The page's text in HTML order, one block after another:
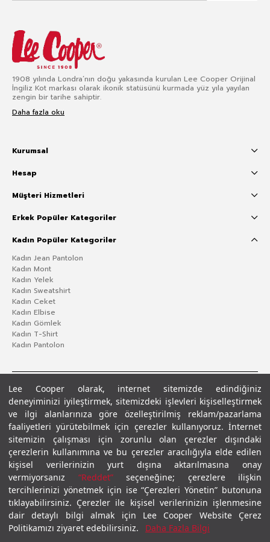
Lee Cooper olarak, internet sitemizde edindiğiniz
deneyiminizi iyileştirmek, sitemizdeki işlevleri kişiselleştirmek
ve ilgi alanlarınıza göre özelleştirilmiş reklam/pazarlama
faaliyetleri yürütebilmek için çerezler kullanıyoruz. İnternet
sitemizin çalışması için zorunlu olan çerezler dışındaki
çerezlerin kullanımına ve bu çerezler aracılığıyla elde edilen
kişisel verilerinizin yurt dışına aktarılmasına onay
vermiyorsanız “Reddet”seçeneğine; çerezlere ilişkin
tercihlerinizi yönetmek için ise “Çerezleri Yönetin” butonuna
tıklayabilirsiniz. Çerezler ile kişisel verilerinizin işlenmesine
dair detaylı bilgi almak için Lee Cooper Website Çerez
Politikamızı ziyaret edebilirsiniz.
Daha Fazla Bilgi
1908 yılında Londra’nın doğu yakasında kurulan Lee Cooper Orijinal
İngiliz Kot markası olarak ikonik statüsünü kurmada yüz yıla yayılan
zengin bir tarihe sahiptir.
Daha fazla oku
Kurumsal
Hesap
Müşteri Hizmetleri
Erkek Popüler Kategoriler
Kadın Popüler Kategoriler
Kadın Jean Pantolon
Kadın Mont
Kadın Yelek
Kadın Sweatshirt
Kadın Ceket
Kadın Elbise
Kadın Gömlek
Kadın T-Shirt
Kadın Pantolon
Gizlilik PolitikasıÇerez Politikası KVKK Aydınlatma MetniŞartlar ve Koşullar
© 2026 Leecooper - Tüm Hakları Saklıdır.